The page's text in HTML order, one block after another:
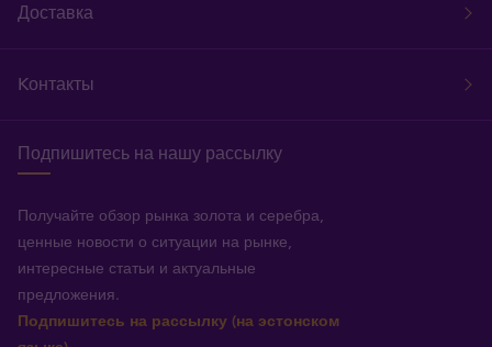
Доставка
Kонтакты
Подпишитесь на нашу рассылку
Получайте обзор рынка золота и серебра,
ценные новости о ситуации на рынке,
интересные статьи и актуальные
предложения.
Подпишитесь на рассылку (на эстонском